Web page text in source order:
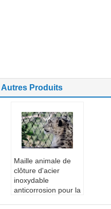
Autres Produits
Maille animale de
clôture d'acier
inoxydable
anticorrosion pour la